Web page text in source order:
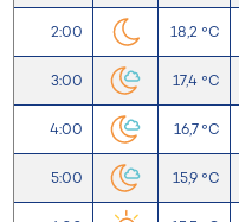
2:00 18,2 °C
3:00 17,4 °C
4:00 16,7 °C
5:00 15,9 °C